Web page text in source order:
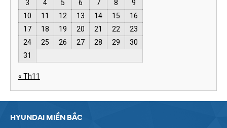
3
4 5 6 7 8
9
10
11 12 13 14 15
16
17
18 19 20 21 22
23
24
25 26 27 28 29
30
31
« Th11
HYUNDAI MIỀN BẮC